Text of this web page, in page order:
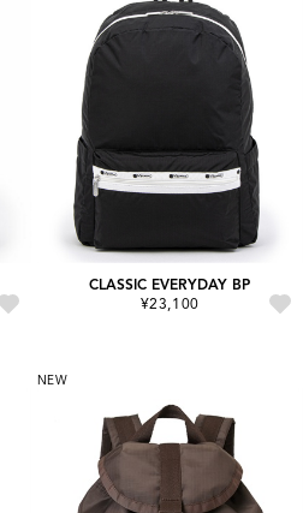
CLASSIC EVERYDAY BP
¥23,100
NEW